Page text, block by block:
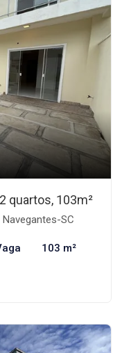
quartos, 103m²
SC
103 m²